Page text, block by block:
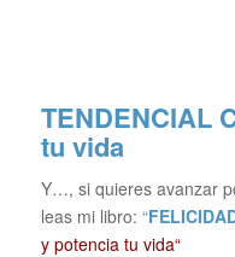
TENDENCIAL
tu vida
Y…, si quieres avanzar
leas mi libro: “
y potencia tu vida“